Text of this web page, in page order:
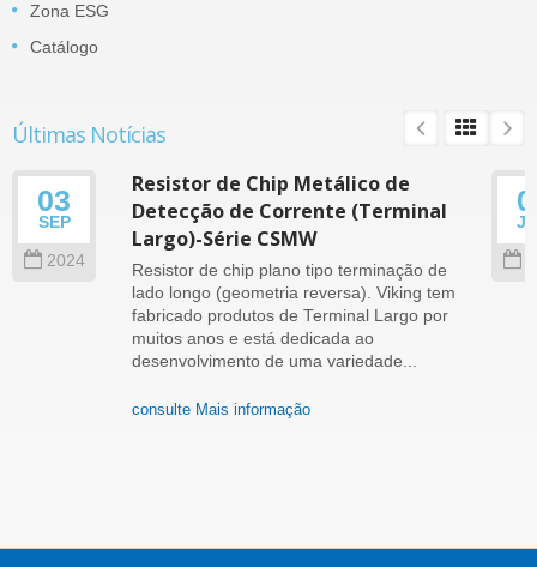
Zona ESG
Catálogo
Últimas Notícias
03
SEP
2024
Resistor de Chip Metálico de
Detecção de Corrente (Terminal
Largo)-Série CSMW
Resistor de chip plano tipo terminação de
lado longo (geometria reversa). Viking tem
fabricado produtos de Terminal Largo por
muitos anos e está dedicada ao
desenvolvimento de uma variedade...
consulte Mais informação